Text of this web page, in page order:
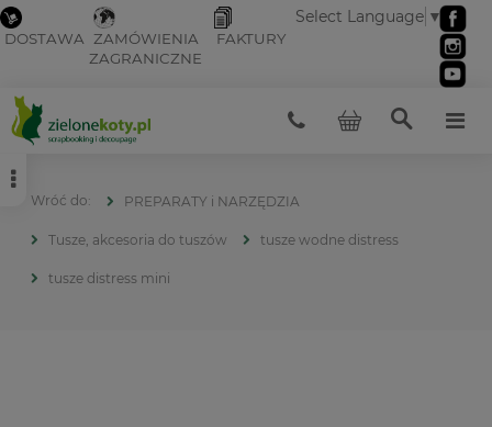
DOSTAWA ZAMÓWIENIA
ZAGRANICZNE
FAKTURY
Select Language ▼
PREPARATY i NARZĘDZIA
Tusze, akcesoria do tuszów tusze wodne distress
tusze distress mini